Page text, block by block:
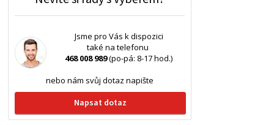
Jsme pro Vás k dispozici
také na telefonu
468 008 989(po-pá: 8-17 hod.)
nebo nám svůj dotaz napište
Napsat dotaz